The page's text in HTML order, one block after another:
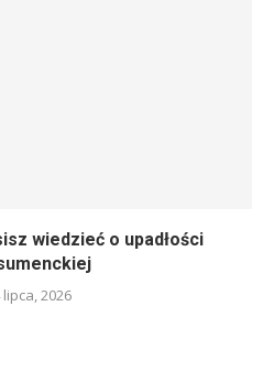
wiedzieć o upadłości
lipca, 2026